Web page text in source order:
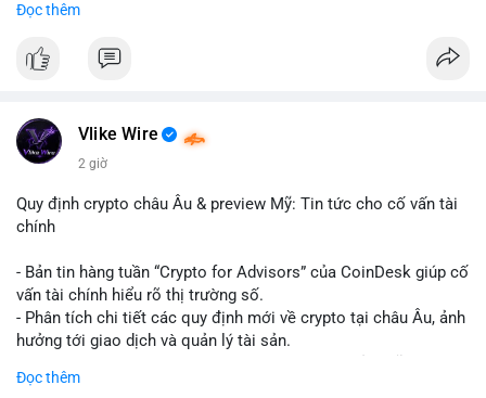
sản hóa thực tế trên sàn giao dịch phi tập trung.
#binancesquare
#vlikevn #titanbot
📰 Nguồn: Cointelegraph
Đọc thêm
Vlike Wire
2 giờ
Quy định crypto châu Âu & preview Mỹ: Tin tức cho cố vấn tài
chính
- Bản tin hàng tuần “Crypto for Advisors” của CoinDesk giúp cố
vấn tài chính hiểu rõ thị trường số.
- Phân tích chi tiết các quy định mới về crypto tại châu Âu, ảnh
hưởng tới giao dịch và quản lý tài sản.
nhà đầu tư chuẩn bị chiến lược.
Đọc thêm